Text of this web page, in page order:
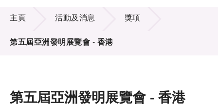
技術商品化
項目及資助計劃
活動及消息
主頁 活動及消息 獎項
第五屆亞洲發明展覽會 - 香港
第五屆亞洲發明展覽會 - 香港